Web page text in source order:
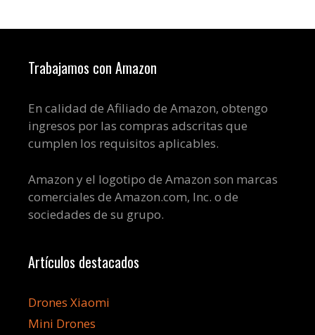
Trabajamos con Amazon
En calidad de Afiliado de Amazon, obtengo
ingresos por las compras adscritas que
cumplen los requisitos aplicables.
Amazon y el logotipo de Amazon son marcas
comerciales de Amazon.com, Inc. o de
sociedades de su grupo.
Artículos destacados
Drones Xiaomi
Mini Drones